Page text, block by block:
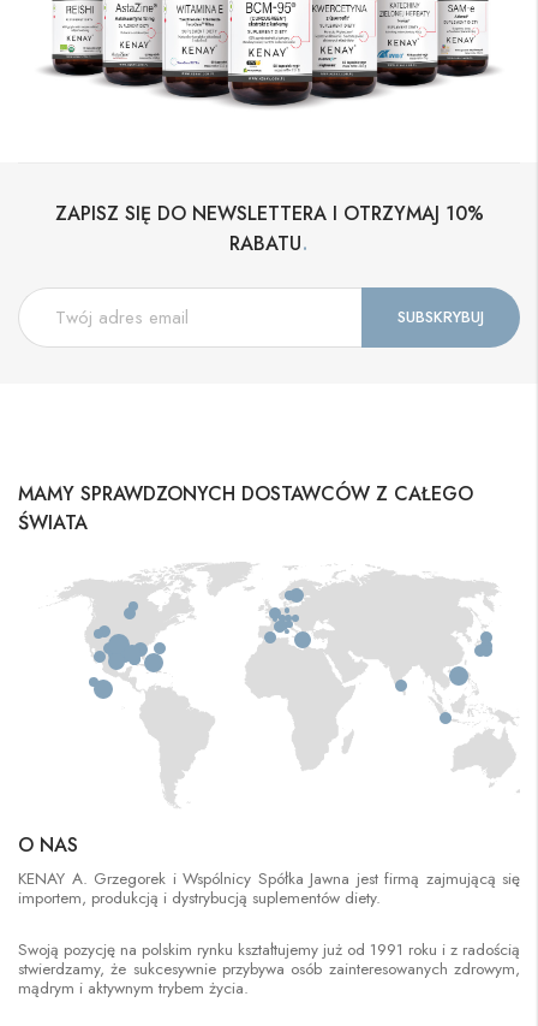
ZAPISZ SIĘ DO NEWSLETTERA I OTRZYMAJ 10%
RABATU.
MAMY SPRAWDZONYCH DOSTAWCÓW Z CAŁEGO
ŚWIATA
O NAS
KENAY A. Grzegorek i Wspólnicy Spółka Jawna jest firmą zajmującą się
importem, produkcją i dystrybucją suplementów diety.
Swoją pozycję na polskim rynku kształtujemy już od 1991 roku i z radością
stwierdzamy, że sukcesywnie przybywa osób zainteresowanych zdrowym,
mądrym i aktywnym trybem życia.